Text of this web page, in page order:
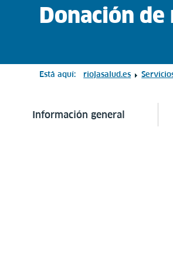
Donación
Está aquí: riojasalud.es
Información general